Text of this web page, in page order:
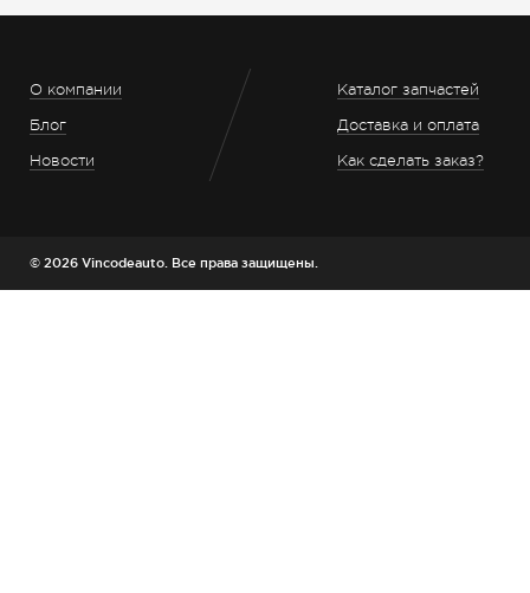
О компании
Блог
Новости
Каталог запчастей
Доставка и оплата
Как сделать заказ?
© 2026 Vincodeauto. Все права защищены.